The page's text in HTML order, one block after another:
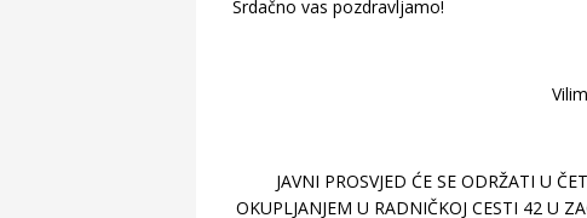
Srdačno vas pozdravljamo!
JAVNI PROSVJED ĆE SE ODRŽATI U
OKUPLJANJEM U RADNIČKOJ CESTI 42 U